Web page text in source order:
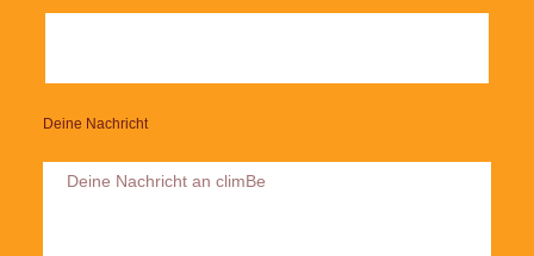
Deine Nachricht